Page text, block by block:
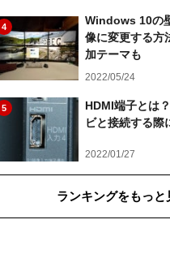
4
Windows 10の
像に変更する方
加テーマも
2022/05/24
5
HDMI端子とは
ビと接続する際
2022/01/27
ランキングをもっと